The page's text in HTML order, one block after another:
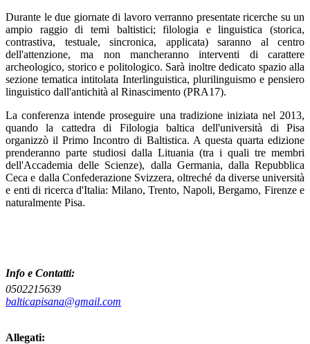
Durante le due giornate di lavoro verranno presentate ricerche su un
ampio raggio di temi baltistici; filologia e linguistica (storica,
contrastiva, testuale, sincronica, applicata) saranno al centro
dell'attenzione, ma non manche­ranno interventi di carattere
archeologico, storico e politologico. Sarà inoltre dedicato spazio alla
sezione tematica intitolata Interlinguistica, plurilinguismo e pensiero
linguistico dall'antichità al Rinascimento (PRA17).
La conferenza intende proseguire una tradizione iniziata nel 2013,
quando la cattedra di Filologia baltica dell'università di Pisa
organizzò il Primo Incontro di Baltistica. A questa quarta edizione
prenderanno parte studiosi dalla Lituania (tra i quali tre membri
dell'Accademia delle Scienze), dalla Germania, dalla Repubblica
Ceca e dalla Confederazione Svizzera, oltreché da diverse università
e enti di ricerca d'Italia: Milano, Trento, Napoli, Bergamo, Firenze e
naturalmente Pisa.
Info e Contatti:
0502215639
balticapisana@gmail.com
Allegati: